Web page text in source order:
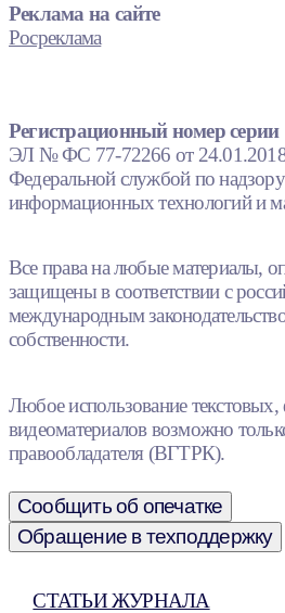
Реклама на сайте
Росреклама
Регистрационный номер серии
ЭЛ № ФС 77-72266 от 24.01.2018.
Федеральной службой по надзору
информационных технологий и
Все права на любые материалы,
защищены в соответствии с
международным
собственности.
Любое использование
видеоматериалов возможно
правообладателя (ВГТРК).
Сообщить об опечатке
Обращение в техподдержку
СТАТЬИ ЖУРНАЛА